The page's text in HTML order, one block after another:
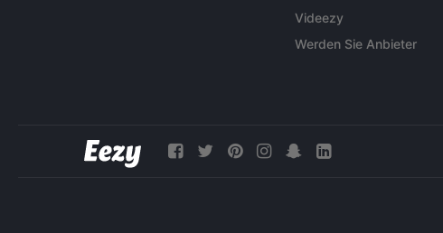
Videezy
Werden Sie Anbieter